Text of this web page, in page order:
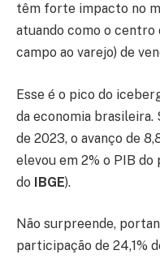
têm forte impacto no
atuando como o centro
campo ao varejo) de
Esse é o pico do
da economia
de 2023, o avanço de
elevou em 2% o PIB do
do IBGE).
Não surpreende,
participação de 24,1%